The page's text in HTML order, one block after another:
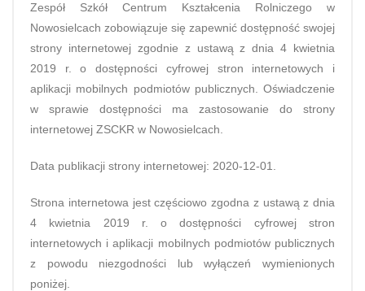
Zespół Szkół Centrum Kształcenia Rolniczego w
Nowosielcach zobowiązuje się zapewnić dostępność swojej
strony internetowej zgodnie z ustawą z dnia 4 kwietnia
2019 r. o dostępności cyfrowej stron internetowych i
aplikacji mobilnych podmiotów publicznych. Oświadczenie
w sprawie dostępności ma zastosowanie do strony
internetowej ZSCKR w Nowosielcach.
Data publikacji strony internetowej: 2020-12-01.
Strona internetowa jest częściowo zgodna z ustawą z dnia
4 kwietnia 2019 r. o dostępności cyfrowej stron
internetowych i aplikacji mobilnych podmiotów publicznych
z powodu niezgodności lub wyłączeń wymienionych
poniżej.